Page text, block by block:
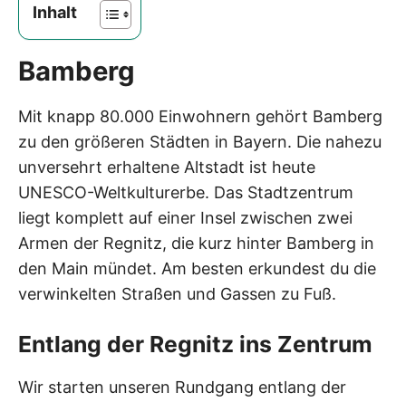
Inhalt
Bamberg
Mit knapp 80.000 Einwohnern gehört Bamberg
zu den größeren Städten in Bayern. Die nahezu
unversehrt erhaltene Altstadt ist heute
UNESCO-Weltkulturerbe. Das Stadtzentrum
liegt komplett auf einer Insel zwischen zwei
Armen der Regnitz, die kurz hinter Bamberg in
den Main mündet. Am besten erkundest du die
verwinkelten Straßen und Gassen zu Fuß.
Entlang der Regnitz ins Zentrum
Wir starten unseren Rundgang entlang der